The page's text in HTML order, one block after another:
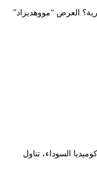
العرض “مووهديزاد”
الوطني الجزائري، وفي قالب كوميديا السوداء، تناول